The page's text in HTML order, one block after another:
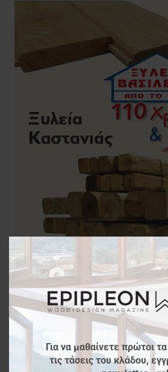
Για να μαθαίνετε πρώτοι
τις τάσεις του κλάδου,